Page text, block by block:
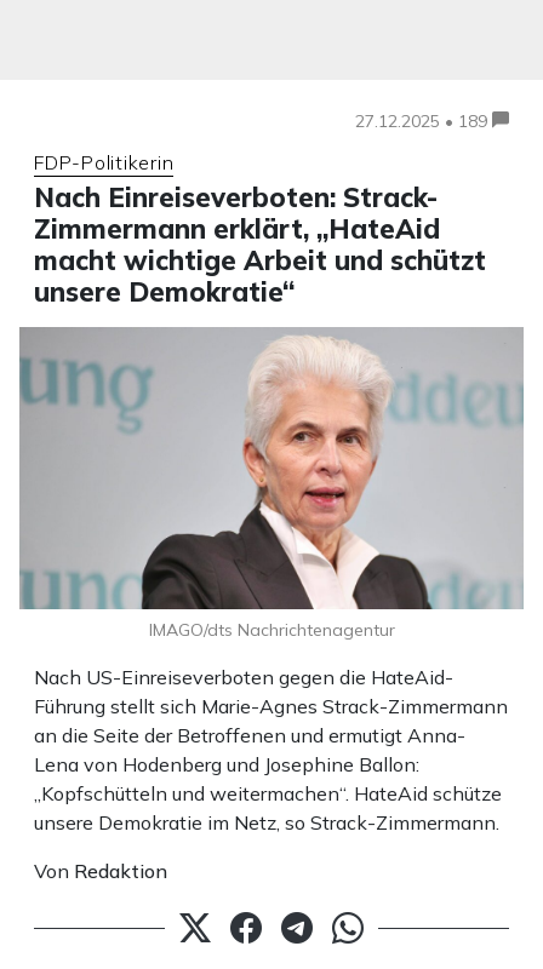
27.12.2025 • 189
FDP-Politikerin
Nach Einreiseverboten: Strack-
Zimmermann erklärt, „HateAid
macht wichtige Arbeit und schützt
unsere Demokratie“
Nach US-Einreiseverboten gegen die HateAid-
Führung stellt sich Marie-Agnes Strack-Zimmermann
an die Seite der Betroffenen und ermutigt Anna-
Lena von Hodenberg und Josephine Ballon:
„Kopfschütteln und weitermachen“. HateAid schütze
unsere Demokratie im Netz, so Strack-Zimmermann.
Von Redaktion
IMAGO/dts Nachrichtenagentur